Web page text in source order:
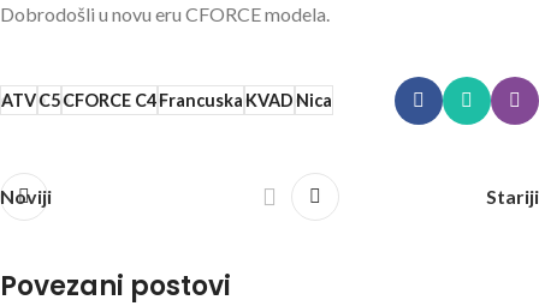
Dobrodošli u novu eru CFORCE modela.
ATVC5CFORCE C4FrancuskaKVADNica
Noviji Stariji
Povezani postovi